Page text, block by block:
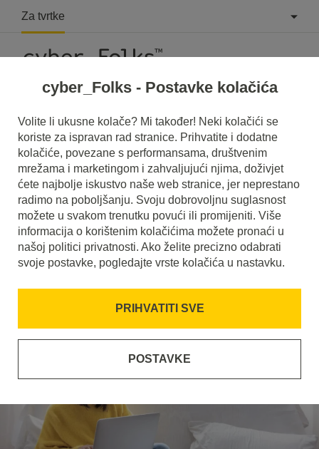
Za tvrtke
WordPress
Zašto je WordPress idealno rješenje
za vaše poduzeće?
25 travnja 2016 5 prosinca 2023
cca.4 min
cyber_Folks - Postavke kolačića
Volite li ukusne kolače? Mi također! Neki kolačići se
koriste za ispravan rad stranice. Prihvatite i dodatne
kolačiće, povezane s performansama, društvenim
mrežama i marketingom i zahvaljujući njima, doživjet
ćete najbolje iskustvo naše web stranice, jer neprestano
radimo na poboljšanju. Svoju dobrovoljnu suglasnost
možete u svakom trenutku povući ili promijeniti. Više
informacija o korištenim kolačićima možete pronaći u
našoj politici privatnosti. Ako želite precizno odabrati
svoje postavke, pogledajte vrste kolačića u nastavku.
PRIHVATITI SVE
POSTAVKE